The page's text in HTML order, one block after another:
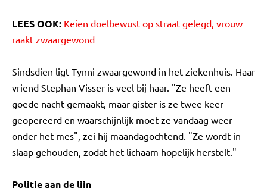
LEES OOK: Keien doelbewust op straat gelegd, vrouw
raakt zwaargewond
Sindsdien ligt Tynni zwaargewond in het ziekenhuis. Haar
vriend Stephan Visser is veel bij haar. "Ze heeft een
goede nacht gemaakt, maar gister is ze twee keer
geopereerd en waarschijnlijk moet ze vandaag weer
onder het mes", zei hij maandagochtend. "Ze wordt in
slaap gehouden, zodat het lichaam hopelijk herstelt."
Politie aan de lijn